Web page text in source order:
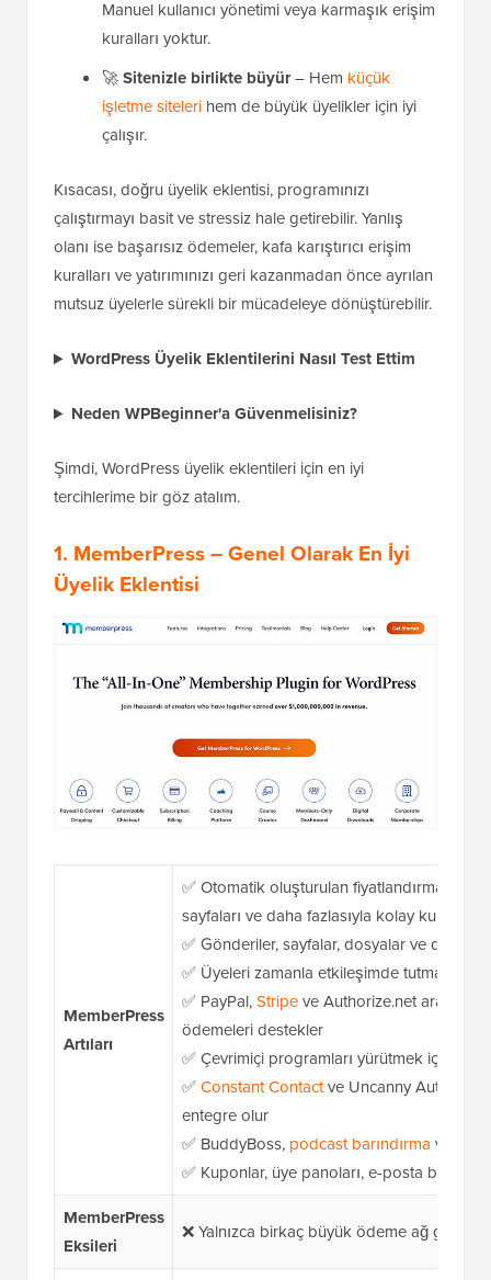
Manuel kullanıcı yönetimi veya karmaşık erişim
kuralları yoktur.
🚀Sitenizle birlikte büyür– Hem küçük
işletme siteleri hem de büyük üyelikler için iyi
çalışır.
Kısacası, doğru üyelik eklentisi, programınızı
çalıştırmayı basit ve stressiz hale getirebilir. Yanlış
olanı ise başarısız ödemeler, kafa karıştırıcı erişim
kuralları ve yatırımınızı geri kazanmadan önce ayrılan
mutsuz üyelerle sürekli bir mücadeleye dönüştürebilir.
WordPress Üyelik Eklentilerini Nasıl Test Ettim
Neden WPBeginner'a Güvenmelisiniz?
Şimdi, WordPress üyelik eklentileri için en iyi
tercihlerime bir göz atalım.
1. MemberPress– Genel Olarak En İyi
Üyelik Eklentisi
MemberPress
Artıları
✅ Otomatik oluşturulan fiyatlandırma,
sayfaları ve daha fazlasıyla kolay kurulum
✅ Gönderiler, sayfalar, dosyalar ve daha
✅ Üyeleri zamanla etkileşimde tutmak için
✅ PayPal,Stripeve Authorize.net
ödemeleri destekler
✅ Çevrimiçi programları yürütmek için
✅Constant Contactve Uncanny
entegre olur
✅ BuddyBoss, podcast barındırma ve
✅ Kuponlar, üye panoları, e-posta
MemberPress
Eksileri
❌ Yalnızca birkaç büyük ödeme ağ